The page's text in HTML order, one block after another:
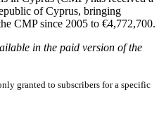
of Cyprus, bringing
CMP since 2005 to €4,772,700.
in the paid version of the
granted to subscribers for a specific